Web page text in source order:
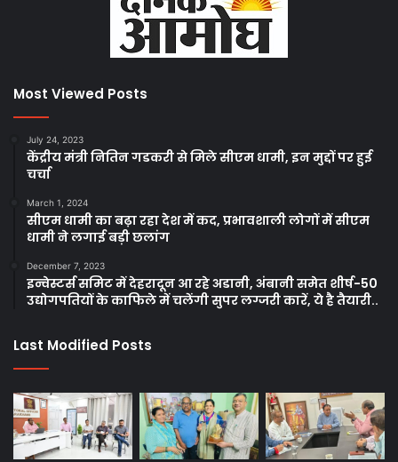
Most Viewed Posts
July 24, 2023
केंद्रीय मंत्री नितिन गडकरी से मिले सीएम धामी, इन मुद्दों पर हुई
चर्चा
March 1, 2024
सीएम धामी का बढ़ा रहा देश में कद, प्रभावशाली लोगों में सीएम
धामी ने लगाई बड़ी छलांग
December 7, 2023
इन्वेस्टर्स समिट में देहरादून आ रहे अडानी, अंबानी समेत शीर्ष-50
उद्योगपतियों के काफिले में चलेंगी सुपर लग्जरी कारें, ये है तैयारी..
Last Modified Posts